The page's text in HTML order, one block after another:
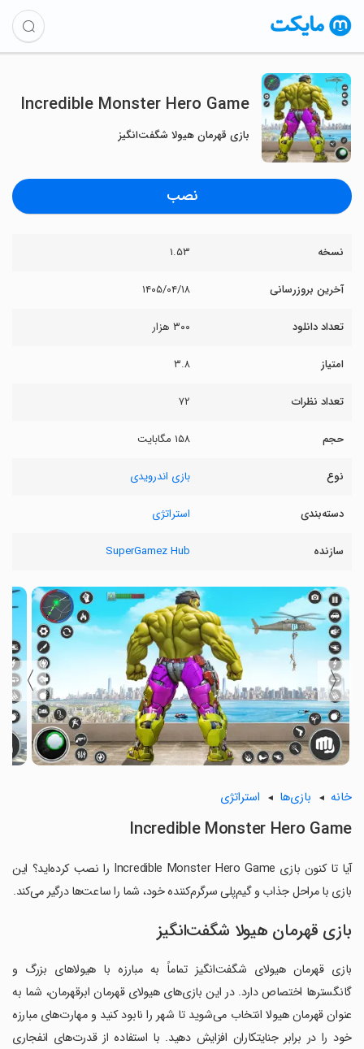
Incredible Monster Hero Game
بازی قهرمان هیولا شگفت‌انگیز
نصب
نسخه ۱.۵۳
آخرین بروزرسانی ۱۴۰۵/۰۴/۱۸
تعداد دانلود ۳۰۰ هزار
امتیاز ۳.۸
تعداد نظرات ۷۲
حجم ۱۵۸ مگابایت
نوع بازی اندرویدی
دسته‌بندی استراتژی
سازنده SuperGamez Hub
〈
〉
خانه بازی‌ها استراتژی
Incredible Monster Hero Game
آیا تا کنون بازی Incredible Monster Hero Game را نصب کرده‌اید؟ این
بازی با مراحل جذاب و گیم‌پلی سرگرم‌کننده خود، شما را ساعت‌ها درگیر می‌کند.
بازی قهرمان هیولا شگفت‌انگیز
بازی قهرمان هیولای شگفت‌انگیز تماماً به مبارزه با هیولاهای بزرگ و
گانگسترها اختصاص دارد. در این بازی‌های هیولای قهرمان ابرقهرمان، شما به
عنوان قهرمان هیولا انتخاب می‌شوید تا شهر را نابود کنید و مهارت‌های مبارزه
خود را در برابر جنایتکاران افزایش دهید. با استفاده از قدرت‌های انفجاری